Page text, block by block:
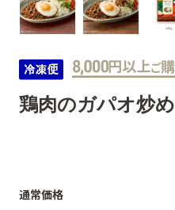
鶏肉のガパオ炒め